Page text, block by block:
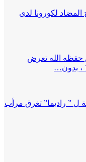
المضاد لكورونا لدى
حفظه الله تعرض
ل ” راديما” تغرق مرأب